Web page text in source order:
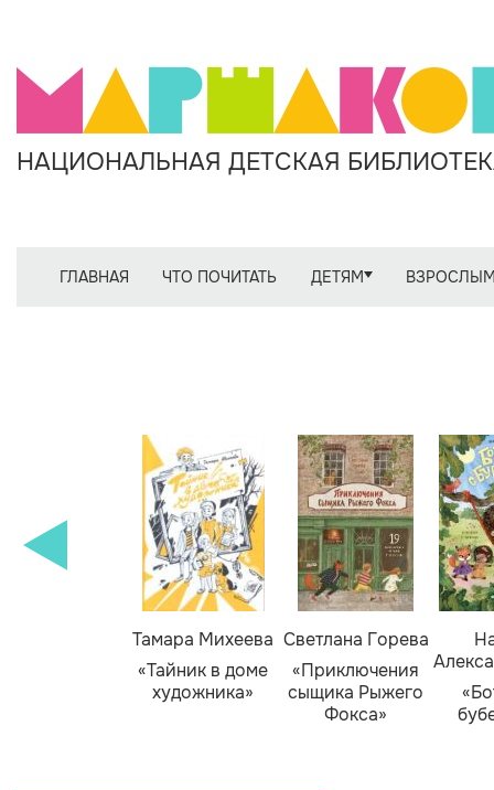
НАЦИОНАЛЬНАЯ ДЕТСКАЯ
ГЛАВНАЯ ЧТО ПОЧИТАТЬ ДЕТЯМ
Тамара Михеева
«Тайник в доме
художника»
Светлана Горева
«Приключения
сыщика Рыжего
Фокса»